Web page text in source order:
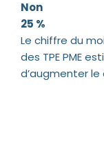
Non
25 %
Le chiffre du
des TPE PME
d’augmenter le